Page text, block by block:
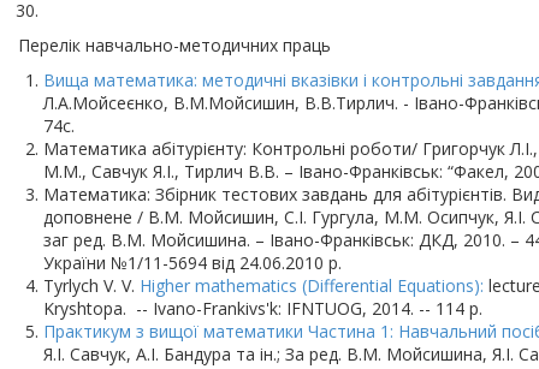
Перелік навчально-методичних праць
Вища математика: методичні вказівки і контрольні
Л.А.Мойсеєнко, В.М.Мойсишин, В.В.Тирлич. - Івано-
74с.
Математика абітурієнту: Контрольні роботи/ Григорчук
М.М., Савчук Я.І., Тирлич В.В. – Івано-Франківськ: “Факел,
Математика: Збірник тестових завдань для абітурієнтів.
доповнене / В.М. Мойсишин, С.І. Гургула, М.М. Осипчук, Я.І.
заг ред. В.М. Мойсишина. – Івано-Франківськ: ДКД, 2010. –
України №1/11-5694 від 24.06.2010 р.
Tyrlych V. V. Higher mathematics (Differential Equations):
Kryshtopa. -- Ivano-Frankivs'k: IFNTUOG, 2014. -- 114 p.
Практикум з вищої математики Частина 1: Навчальний
Я.І. Савчук, А.І. Бандура та ін.; За ред. В.М. Мойсишина, Я.І.